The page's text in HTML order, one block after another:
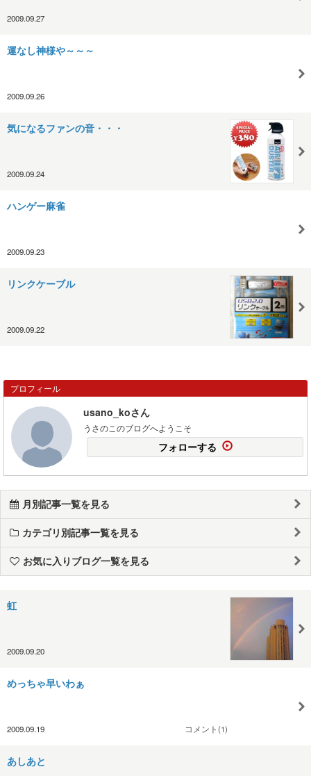
2009.09.27
運なし神様や～～～
2009.09.26
気になるファンの音・・・
2009.09.24
ハンゲー麻雀
2009.09.23
リンクケーブル
2009.09.22
プロフィール
usano_koさん
うさのこのブログへようこそ
フォローする
月別記事一覧を見る
カテゴリ別記事一覧を見る
お気に入りブログ一覧を見る
虹
2009.09.20
めっちゃ早いわぁ
2009.09.19 コメント(1)
あしあと